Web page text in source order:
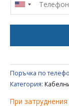
Поръчка по
Категория:
При